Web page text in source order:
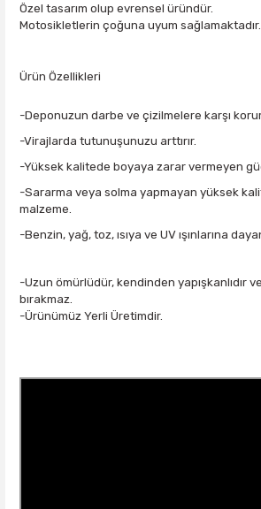
Özel tasarım olup evrensel üründür.
Motosikletlerin çoğuna uyum sağlamaktadır.
Ürün Özellikleri
-Deponuzun darbe ve çizilmelere karşı
-Virajlarda tutunuşunuzu arttırır.
-Yüksek kalitede boyaya zarar vermeyen
-Sararma veya solma yapmayan yüksek
malzeme.
-Benzin, yağ, toz, ısıya ve UV ışınlarına
-Uzun ömürlüdür, kendinden yapışkanlıdır ve
bırakmaz.
-Ürünümüz Yerli Üretimdir.